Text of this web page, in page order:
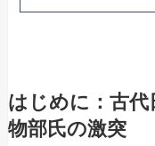
はじめに：古代
物部氏の激突